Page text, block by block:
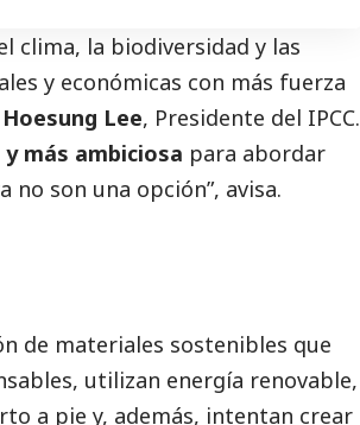
clima, la biodiversidad y las
y económicas con más fuerza
Hoesung Lee, Presidente del IPCC.
más ambiciosa para abordar
no son una opción”, avisa.
de materiales sostenibles que
utilizan energía renovable,
a pie y, además, intentan crear